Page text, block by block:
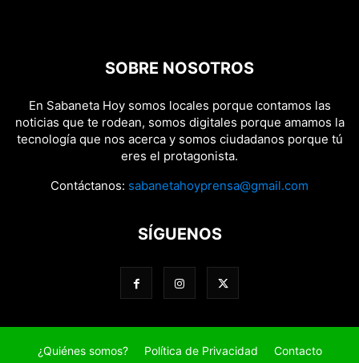
SOBRE NOSOTROS
En Sabaneta Hoy somos locales porque contamos las
noticias que te rodean, somos digitales porque amamos la
tecnología que nos acerca y somos ciudadanos porque tú
eres el protagonista.
Contáctanos: sabanetahoyprensa@gmail.com
SÍGUENOS
¿Quiénes somos? Política de Privacidad Contacto